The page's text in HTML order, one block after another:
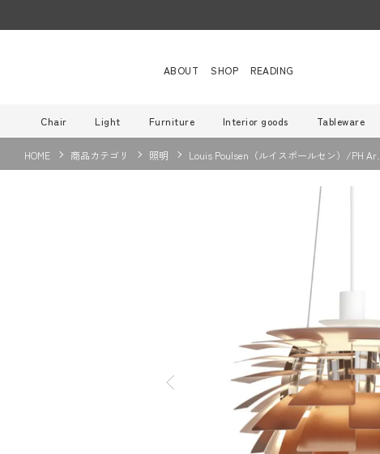
ABOUT SHOP READING
Chair Light Furniture Interior goods Tableware
HOME 商品カテゴリ 照明 Louis Poulsen（ルイスポールセン）/PH Ar…